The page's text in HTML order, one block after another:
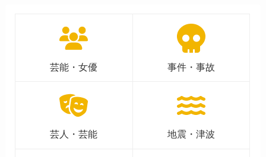
芸能・女優 事件・事故
芸人・芸能 地震・津波